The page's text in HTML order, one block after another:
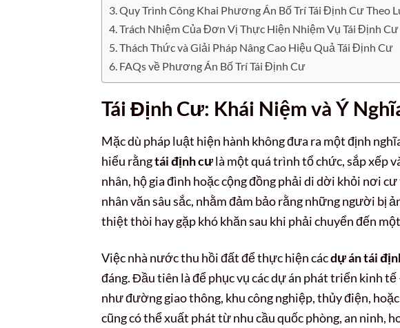
Quy Trình Công Khai Phương Án Bố Trí Tái Định Cư Theo
Trách Nhiệm Của Đơn Vị Thực Hiện Nhiệm Vụ Tái Định Cư
Thách Thức và Giải Pháp Nâng Cao Hiệu Quả Tái Định Cư
FAQs về Phương Án Bố Trí Tái Định Cư
Tái Định Cư: Khái Niệm và Ý
Mặc dù pháp luật hiện hành không đưa ra một định
hiểu rằngtái định cưlà một quá trình tổ chức, sắp xếp
nhân, hộ gia đình hoặc cộng đồng phải di dời khỏi nơi
nhân văn sâu sắc, nhằm đảm bảo rằng những người bị
thiệt thòi hay gặp khó khăn sau khi phải chuyển đến
Việc nhà nước thu hồi đất để thực hiện cácdự án tái
đáng. Đầu tiên là để phục vụ các dự án phát triển kinh
như đường giao thông, khu công nghiệp, thủy điện,
cũng có thể xuất phát từ nhu cầu quốc phòng, an ninh,